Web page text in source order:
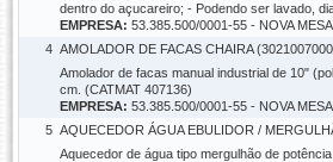
dentro do açucareiro; - Podendo ser lavado,
EMPRESA: 53.385.500/0001-55 - NOVA
4 AMOLADOR DE FACAS CHAIRA
Amolador de facas manual industrial de 10"
cm. (CATMAT 407136)
EMPRESA: 53.385.500/0001-55 - NOVA
5 AQUECEDOR ÁGUA EBULIDOR /
Aquecedor de água tipo mergulhão de